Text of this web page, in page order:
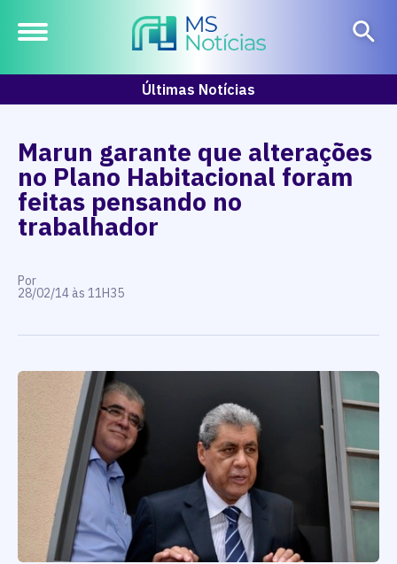
Últimas Notícias
Marun garante que alterações
no Plano Habitacional foram
feitas pensando no
trabalhador
Por
28/02/14 às 11H35